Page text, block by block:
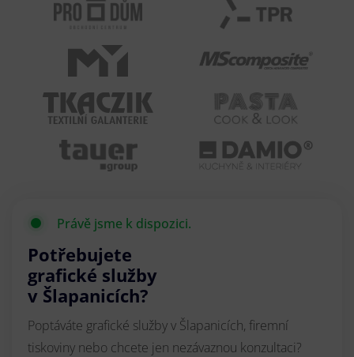
Právě jsme k dispozici.
Potřebujete
grafické služby
v Šlapanicích?
Poptáváte grafické služby v Šlapanicích, firemní
tiskoviny nebo chcete jen nezávaznou konzultaci?